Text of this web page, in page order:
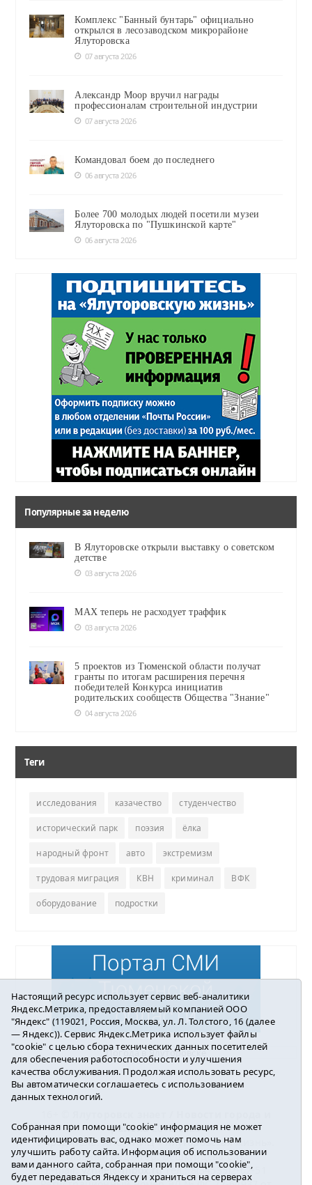
Комплекс "Банный бунтарь" официально
открылся в лесозаводском микрорайоне
Ялуторовска
07 августа 2026
Александр Моор вручил награды
профессионалам строительной индустрии
07 августа 2026
Командовал боем до последнего
06 августа 2026
Более 700 молодых людей посетили музеи
Ялуторовска по "Пушкинской карте"
06 августа 2026
Популярные за неделю
В Ялуторовске открыли выставку о советском
детстве
03 августа 2026
MAX теперь не расходует траффик
03 августа 2026
5 проектов из Тюменской области получат
гранты по итогам расширения перечня
победителей Конкурса инициатив
родительских сообществ Общества "Знание"
04 августа 2026
Теги
исследования казачество студенчество
исторический парк поэзия ёлка
народный фронт авто экстремизм
трудовая миграция КВН криминал ВФК
оборудование подростки
Погода в Ялуторовске
района2016-2023
Учредитель: АНО «ИИЦ « Ялуторовская жизнь».
Главный редактор: Вешкурцева С.П.
E-mail:yznaet@inbox.ruТел.: 8(34535)2-02-51
Настоящий ресурс использует сервис веб-аналитики
Яндекс.Метрика, предоставляемый компанией ООО
"Яндекс" (119021, Россия, Москва, ул. Л. Толстого, 16 (далее
— Яндекс)). Сервис Яндекс.Метрика использует файлы
"cookie" с целью сбора технических данных посетителей
для обеспечения работоспособности и улучшения
качества обслуживания. Продолжая использовать ресурс,
Вы автоматически соглашаетесь с использованием
данных технологий.
Собранная при помощи "cookie" информация не может
идентифицировать вас, однако может помочь нам
улучшить работу сайта. Информация об использовании
вами данного сайта, собранная при помощи "cookie",
будет передаваться Яндексу и храниться на серверах